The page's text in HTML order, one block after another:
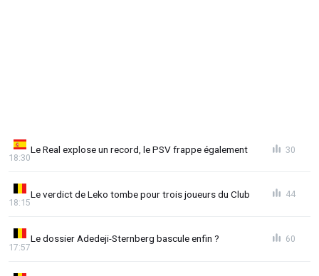
Le Real explose un record, le PSV frappe également
18:30
30
Le verdict de Leko tombe pour trois joueurs du Club
18:15
44
Le dossier Adedeji-Sternberg bascule enfin ?
17:57
60